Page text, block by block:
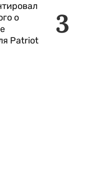
3
о
Patriot